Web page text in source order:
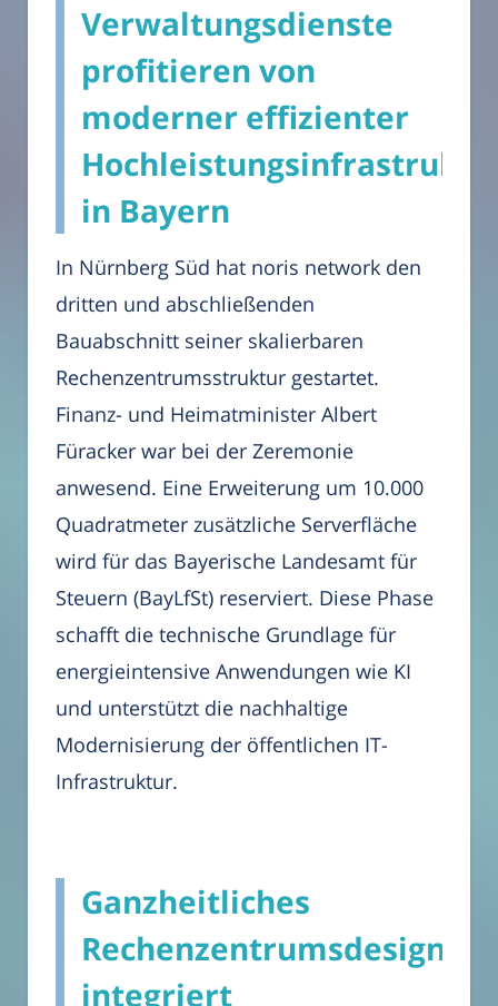
Verwaltungsdienste
profitieren von
moderner effizienter
in Bayern
In Nürnberg Süd hat noris network den
dritten und abschließenden
Bauabschnitt seiner skalierbaren
Rechenzentrumsstruktur gestartet.
Finanz- und Heimatminister Albert
Füracker war bei der Zeremonie
anwesend. Eine Erweiterung um 10.000
Quadratmeter zusätzliche Serverfläche
wird für das Bayerische Landesamt für
Steuern (BayLfSt) reserviert. Diese Phase
schafft die technische Grundlage für
energieintensive Anwendungen wie KI
und unterstützt die nachhaltige
Modernisierung der öffentlichen IT-
Infrastruktur.
Ganzheitliches
Rechenzentrumsdesign
integriert